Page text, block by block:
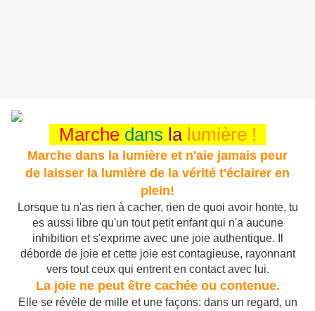
Marche dans la lumière !
Marche dans la lumière et n'aie jamais peur
de laisser la lumière de la vérité t'éclairer en
plein!
Lorsque tu n'as rien à cacher, rien de quoi avoir honte, tu
es aussi libre qu'un tout petit enfant qui n'a aucune
inhibition et s'exprime avec une joie authentique. Il
déborde de joie et cette joie est contagieuse, rayonnant
vers tout ceux qui entrent en contact avec lui.
La joie ne peut être cachée ou contenue.
Elle se révèle de mille et une façons: dans un regard, un